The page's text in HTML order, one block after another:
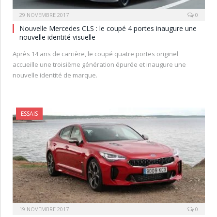
29 NOVEMBRE 2017 0
Nouvelle Mercedes CLS : le coupé 4 portes inaugure une
nouvelle identité visuelle
Après 14 ans de carrière, le coupé quatre portes originel
accueille une troisième génération épurée et inaugure une
nouvelle identité de marque.
ESSAIS
19 NOVEMBRE 2017 0